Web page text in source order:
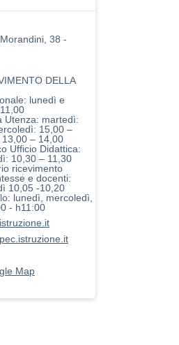
38 -
DELLA
lunedì e
Utenza: martedì:
15,00 –
– 14,00
Ufficio Didattica:
10,30 – 11,30
ricevimento
e docenti:
10,05 -10,20
lunedì, mercoledì,
- h11:00
Map